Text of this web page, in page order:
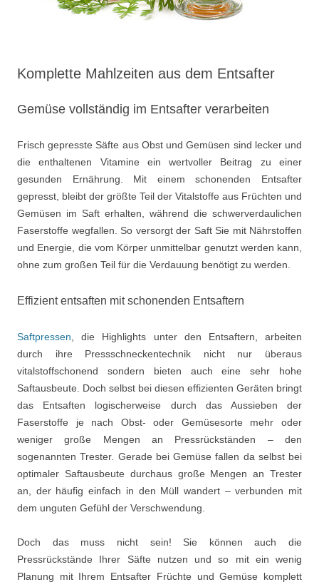
Komplette Mahlzeiten aus dem Entsafter
Gemüse vollständig im Entsafter verarbeiten
Frisch gepresste Säfte aus Obst und Gemüsen sind lecker und
die enthaltenen Vitamine ein wertvoller Beitrag zu einer
gesunden Ernährung. Mit einem schonenden Entsafter
gepresst, bleibt der größte Teil der Vitalstoffe aus Früchten und
Gemüsen im Saft erhalten, während die schwerverdaulichen
Faserstoffe wegfallen. So versorgt der Saft Sie mit Nährstoffen
und Energie, die vom Körper unmittelbar genutzt werden kann,
ohne zum großen Teil für die Verdauung benötigt zu werden.
Effizient entsaften mit schonenden Entsaftern
Saftpressen , die Highlights unter den Entsaftern, arbeiten
durch ihre Pressschneckentechnik nicht nur überaus
vitalstoffschonend sondern bieten auch eine sehr hohe
Saftausbeute. Doch selbst bei diesen effizienten Geräten bringt
das Entsaften logischerweise durch das Aussieben der
Faserstoffe je nach Obst- oder Gemüsesorte mehr oder
weniger große Mengen an Pressrückständen – den
sogenannten Trester. Gerade bei Gemüse fallen da selbst bei
optimaler Saftausbeute durchaus große Mengen an Trester
an, der häufig einfach in den Müll wandert – verbunden mit
dem unguten Gefühl der Verschwendung.
Doch das muss nicht sein! Sie können auch die
Pressrückstände Ihrer Säfte nutzen und so mit ein wenig
Planung mit Ihrem Entsafter Früchte und Gemüse komplett